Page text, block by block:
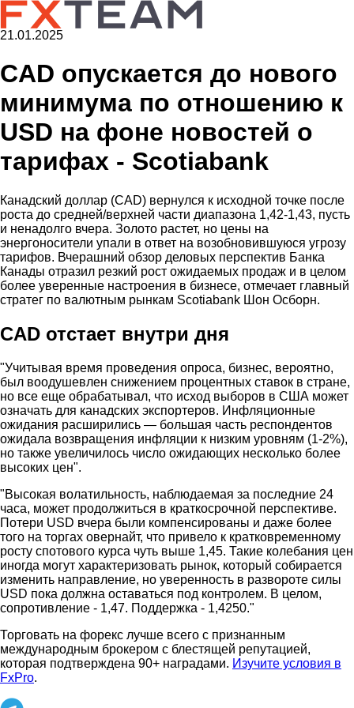
21.01.2025
CAD опускается до нового
минимума по отношению к
USD на фоне новостей о
тарифах - Scotiabank
Канадский доллар (CAD) вернулся к исходной точке после
роста до средней/верхней части диапазона 1,42-1,43, пусть
и ненадолго вчера. Золото растет, но цены на
энергоносители упали в ответ на возобновившуюся угрозу
тарифов. Вчерашний обзор деловых перспектив Банка
Канады отразил резкий рост ожидаемых продаж и в целом
более уверенные настроения в бизнесе, отмечает главный
стратег по валютным рынкам Scotiabank Шон Осборн.
CAD отстает внутри дня
"Учитывая время проведения опроса, бизнес, вероятно,
был воодушевлен снижением процентных ставок в стране,
но все еще обрабатывал, что исход выборов в США может
означать для канадских экспортеров. Инфляционные
ожидания расширились — большая часть респондентов
ожидала возвращения инфляции к низким уровням (1-2%),
но также увеличилось число ожидающих несколько более
высоких цен".
"Высокая волатильность, наблюдаемая за последние 24
часа, может продолжиться в краткосрочной перспективе.
Потери USD вчера были компенсированы и даже более
того на торгах овернайт, что привело к кратковременному
росту спотового курса чуть выше 1,45. Такие колебания цен
иногда могут характеризовать рынок, который собирается
изменить направление, но уверенность в развороте силы
USD пока должна оставаться под контролем. В целом,
сопротивление - 1,47. Поддержка - 1,4250."
Торговать на форекс лучше всего с признанным
международным брокером с блестящей репутацией,
которая подтверждена 90+ наградами. Изучите условия в
FxPro.